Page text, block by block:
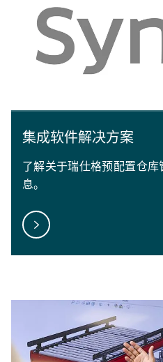
集成软件解决方案
了解关于瑞仕格预配置仓
息。